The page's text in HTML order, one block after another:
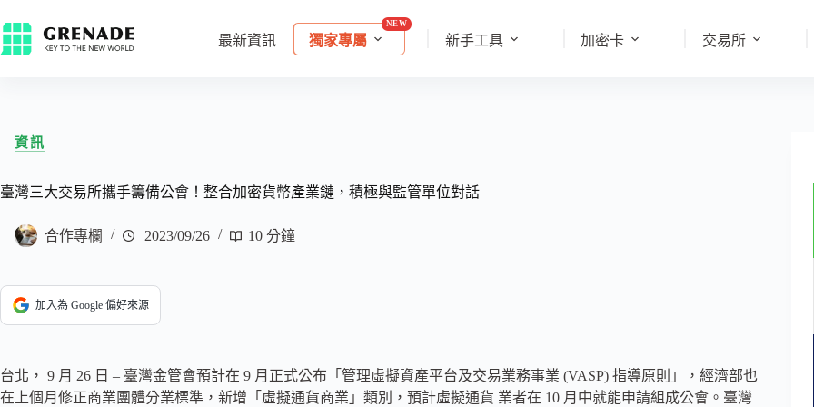
最新資訊 獨家專屬 新手工具 加密卡 交易所
資訊
臺灣三大交易所攜手籌備公會！整合加密貨幣產業鏈，積極與監管單位對話
合作專欄 2023/09/26 10 分鐘
加入為 Google 偏好來源
台北， 9 月 26 日 – 臺灣金管會預計在 9 月正式公布「管理虛擬資產平台及交易業務事業 (VASP) 指導原則」，經濟部也
在上個月修正商業團體分業標準，新增「虛擬通貨商業」類別，預計虛擬通貨 業者在 10 月中就能申請組成公會。臺灣